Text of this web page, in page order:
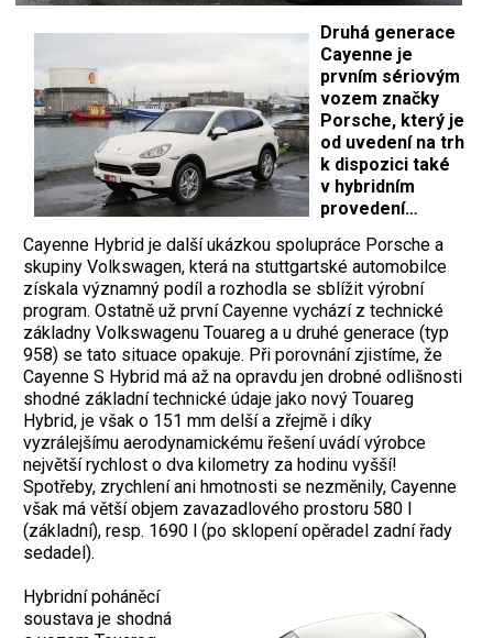
Druhá generace
Cayenne je
prvním sériovým
vozem značky
Porsche, který je
od uvedení na trh
k dispozici také
v hybridním
provedení…
Cayenne Hybrid je další ukázkou spolupráce Porsche a
skupiny Volkswagen, která na stuttgartské automobilce
získala významný podíl a rozhodla se sblížit výrobní
program. Ostatně už první Cayenne vychází z technické
základny Volkswagenu Touareg a u druhé generace (typ
958) se tato situace opakuje. Při porovnání zjistíme, že
Cayenne S Hybrid má až na opravdu jen drobné odlišnosti
shodné základní technické údaje jako nový Touareg
Hybrid, je však o 151 mm delší a zřejmě i díky
vyzrálejšímu aerodynamickému řešení uvádí výrobce
největší rychlost o dva kilometry za hodinu vyšší!
Spotřeby, zrychlení ani hmotnosti se nezměnily, Cayenne
však má větší objem zavazadlového prostoru 580 l
(základní), resp. 1690 l (po sklopení opěradel zadní řady
sedadel).
Hybridní poháněcí
soustava je shodná